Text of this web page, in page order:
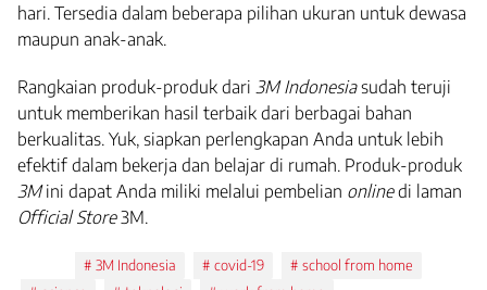
hari. Tersedia dalam beberapa pilihan ukuran untuk dewasa
maupun anak-anak.
Rangkaian produk-produk dari 3M Indonesiasudah teruji
untuk memberikan hasil terbaik dari berbagai bahan
berkualitas. Yuk, siapkan perlengkapan Anda untuk lebih
efektif dalam bekerja dan belajar di rumah. Produk-produk
3Mini dapat Anda miliki melalui pembelian onlinedi laman
Official Store3M.
3M Indonesia covid-19
school from home